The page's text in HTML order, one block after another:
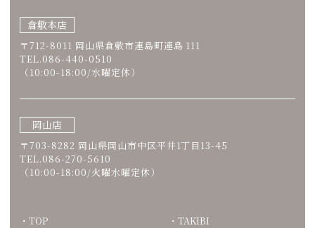
倉敷本店
〒712-8011 岡山県倉敷市連島町連島 111
TEL.086-440-0510
（10:00-18:00/水曜定休）
岡山店
〒703-8282 岡山県岡山市中区平井1丁目13-45
TEL.086-270-5610
（10:00-18:00/火曜水曜定休）
TOP
TAKIBI